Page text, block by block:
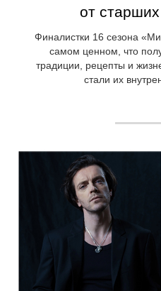
от
Финалистки 16 сезона
самом ценном, что
традиции, рецепты и
стали их